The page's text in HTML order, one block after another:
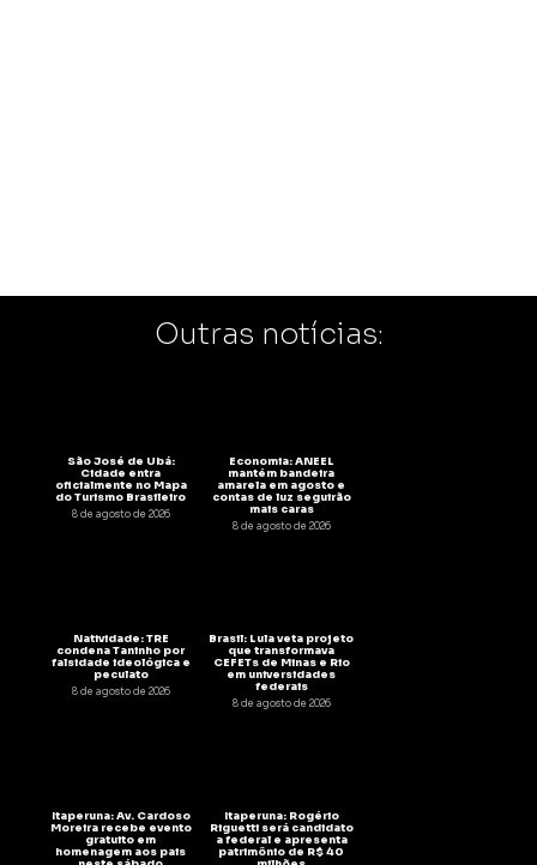
Outras notícias:
São José de Ubá:
Cidade entra
oficialmente no Mapa
do Turismo Brasileiro
8 de agosto de 2026
Economia: ANEEL
mantém bandeira
amarela em agosto e
contas de luz seguirão
mais caras
8 de agosto de 2026
Natividade: TRE
condena Taninho por
falsidade ideológica e
peculato
8 de agosto de 2026
Brasil: Lula veta projeto
que transformava
CEFETs de Minas e Rio
em universidades
federais
8 de agosto de 2026
Itaperuna: Av. Cardoso
Moreira recebe evento
gratuito em
homenagem aos pais
Itaperuna: Rogério
Riguetti será candidato
a federal e apresenta
patrimônio de R$ 40